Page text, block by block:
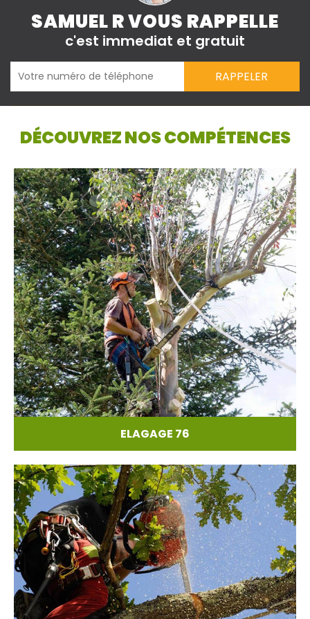
SAMUEL R VOUS RAPPELLE
c'est immediat et gratuit
DÉCOUVREZ NOS COMPÉTENCES
ELAGAGE 76